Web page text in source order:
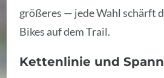
größeres — jede Wahl schärft
Bikes auf dem Trail.
Kettenlinie und